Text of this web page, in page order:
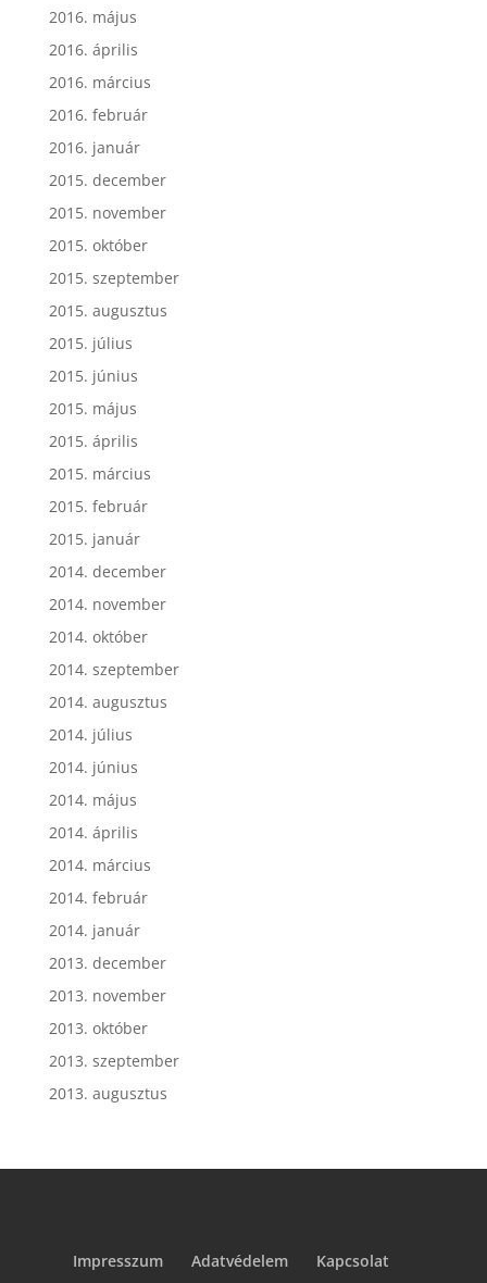
2016. május
2016. április
2016. március
2016. február
2016. január
2015. december
2015. november
2015. október
2015. szeptember
2015. augusztus
2015. július
2015. június
2015. május
2015. április
2015. március
2015. február
2015. január
2014. december
2014. november
2014. október
2014. szeptember
2014. augusztus
2014. július
2014. június
2014. május
2014. április
2014. március
2014. február
2014. január
2013. december
2013. november
2013. október
2013. szeptember
2013. augusztus
Impresszum Adatvédelem Kapcsolat